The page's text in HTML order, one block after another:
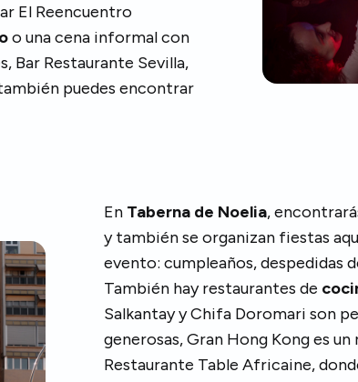
El Reencuentro
o una cena informal con
Bar Restaurante Sevilla,
puedes encontrar
En Taberna de Noelia,
y también se organizan fiestas
evento: cumpleaños, despedidas
También hay restaurantes de
Salkantay y Chifa Doromari son
generosas, Gran Hong Kong es
Restaurante Table Africaine,